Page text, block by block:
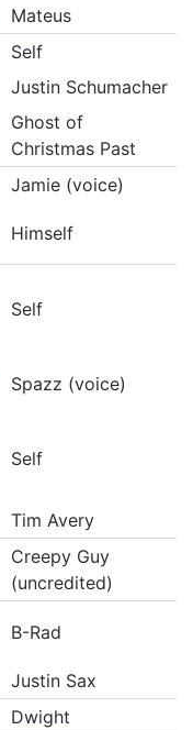
Mateus
Self
Justin Schumacher
Ghost of
Christmas Past
Jamie (voice)
Himself
Self
Spazz (voice)
Self
Tim Avery
Creepy Guy
(uncredited)
B-Rad
Justin Sax
Dwight